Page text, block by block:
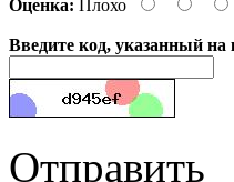
Оценка: Плохо
Введите код, указанный на
Отправить